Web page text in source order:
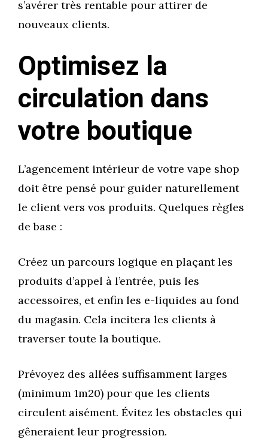
s’avérer très rentable pour attirer de
nouveaux clients.
Optimisez la
circulation dans
votre boutique
L’agencement intérieur de votre vape shop
doit être pensé pour guider naturellement
le client vers vos produits. Quelques règles
de base :
Créez un parcours logique en plaçant les
produits d’appel à l’entrée, puis les
accessoires, et enfin les e-liquides au fond
du magasin. Cela incitera les clients à
traverser toute la boutique.
Prévoyez des allées suffisamment larges
(minimum 1m20) pour que les clients
circulent aisément. Évitez les obstacles qui
gêneraient leur progression.